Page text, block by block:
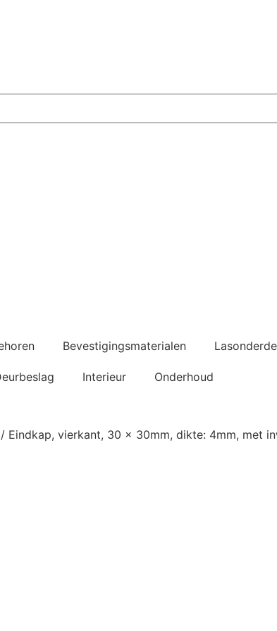
Bevestigingsmaterialen
Interieur Onderhoud
/ Eindkap, vierkant, 30 x 30mm, dikte: 4mm, met